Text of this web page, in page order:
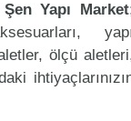
Şen Yapı Market
ölçü